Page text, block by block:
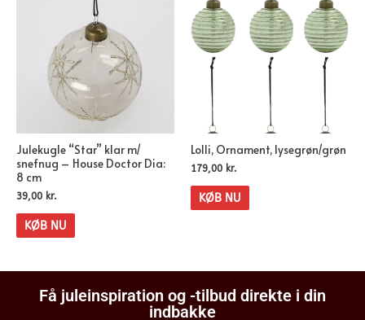
Julekugle “Star” klar m/
snefnug – House Doctor Dia:
8 cm
39,00 kr.
KØB NU
Lolli, Ornament, lysegrøn/grøn
179,00 kr.
KØB NU
Få juleinspiration og -tilbud direkte i din
indbakke